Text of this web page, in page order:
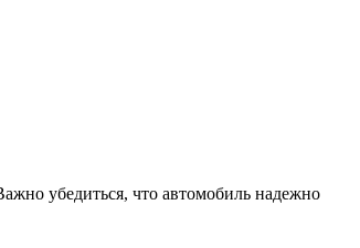
убедиться, что автомобиль надежно